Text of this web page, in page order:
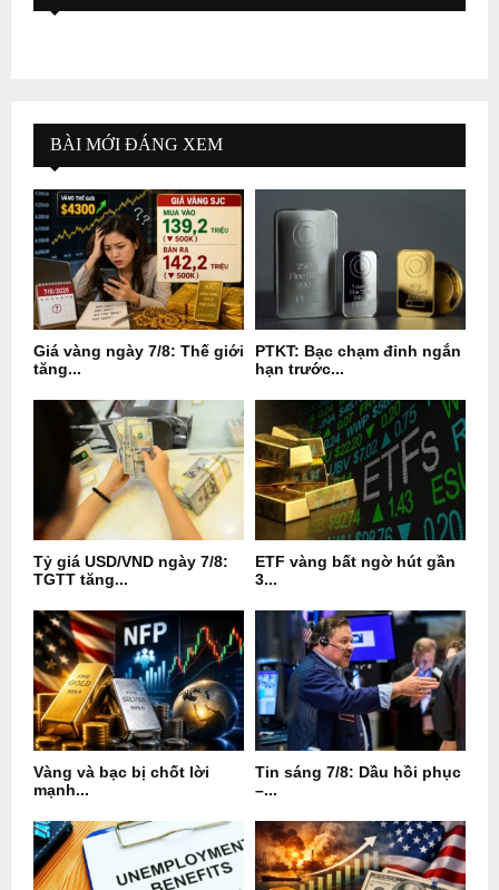
BÀI MỚI ĐÁNG XEM
Giá vàng ngày 7/8: Thế giới
tăng...
PTKT: Bạc chạm đỉnh ngắn
hạn trước...
Tỷ giá USD/VND ngày 7/8:
TGTT tăng...
ETF vàng bất ngờ hút gần
3...
Vàng và bạc bị chốt lời
mạnh...
Tin sáng 7/8: Dầu hồi phục
–...